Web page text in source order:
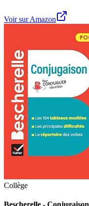
Voir sur Amazon
Collège